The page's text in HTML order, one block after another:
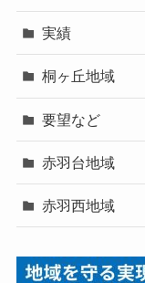
実績
桐ヶ丘地域
要望など
赤羽台地域
赤羽西地域